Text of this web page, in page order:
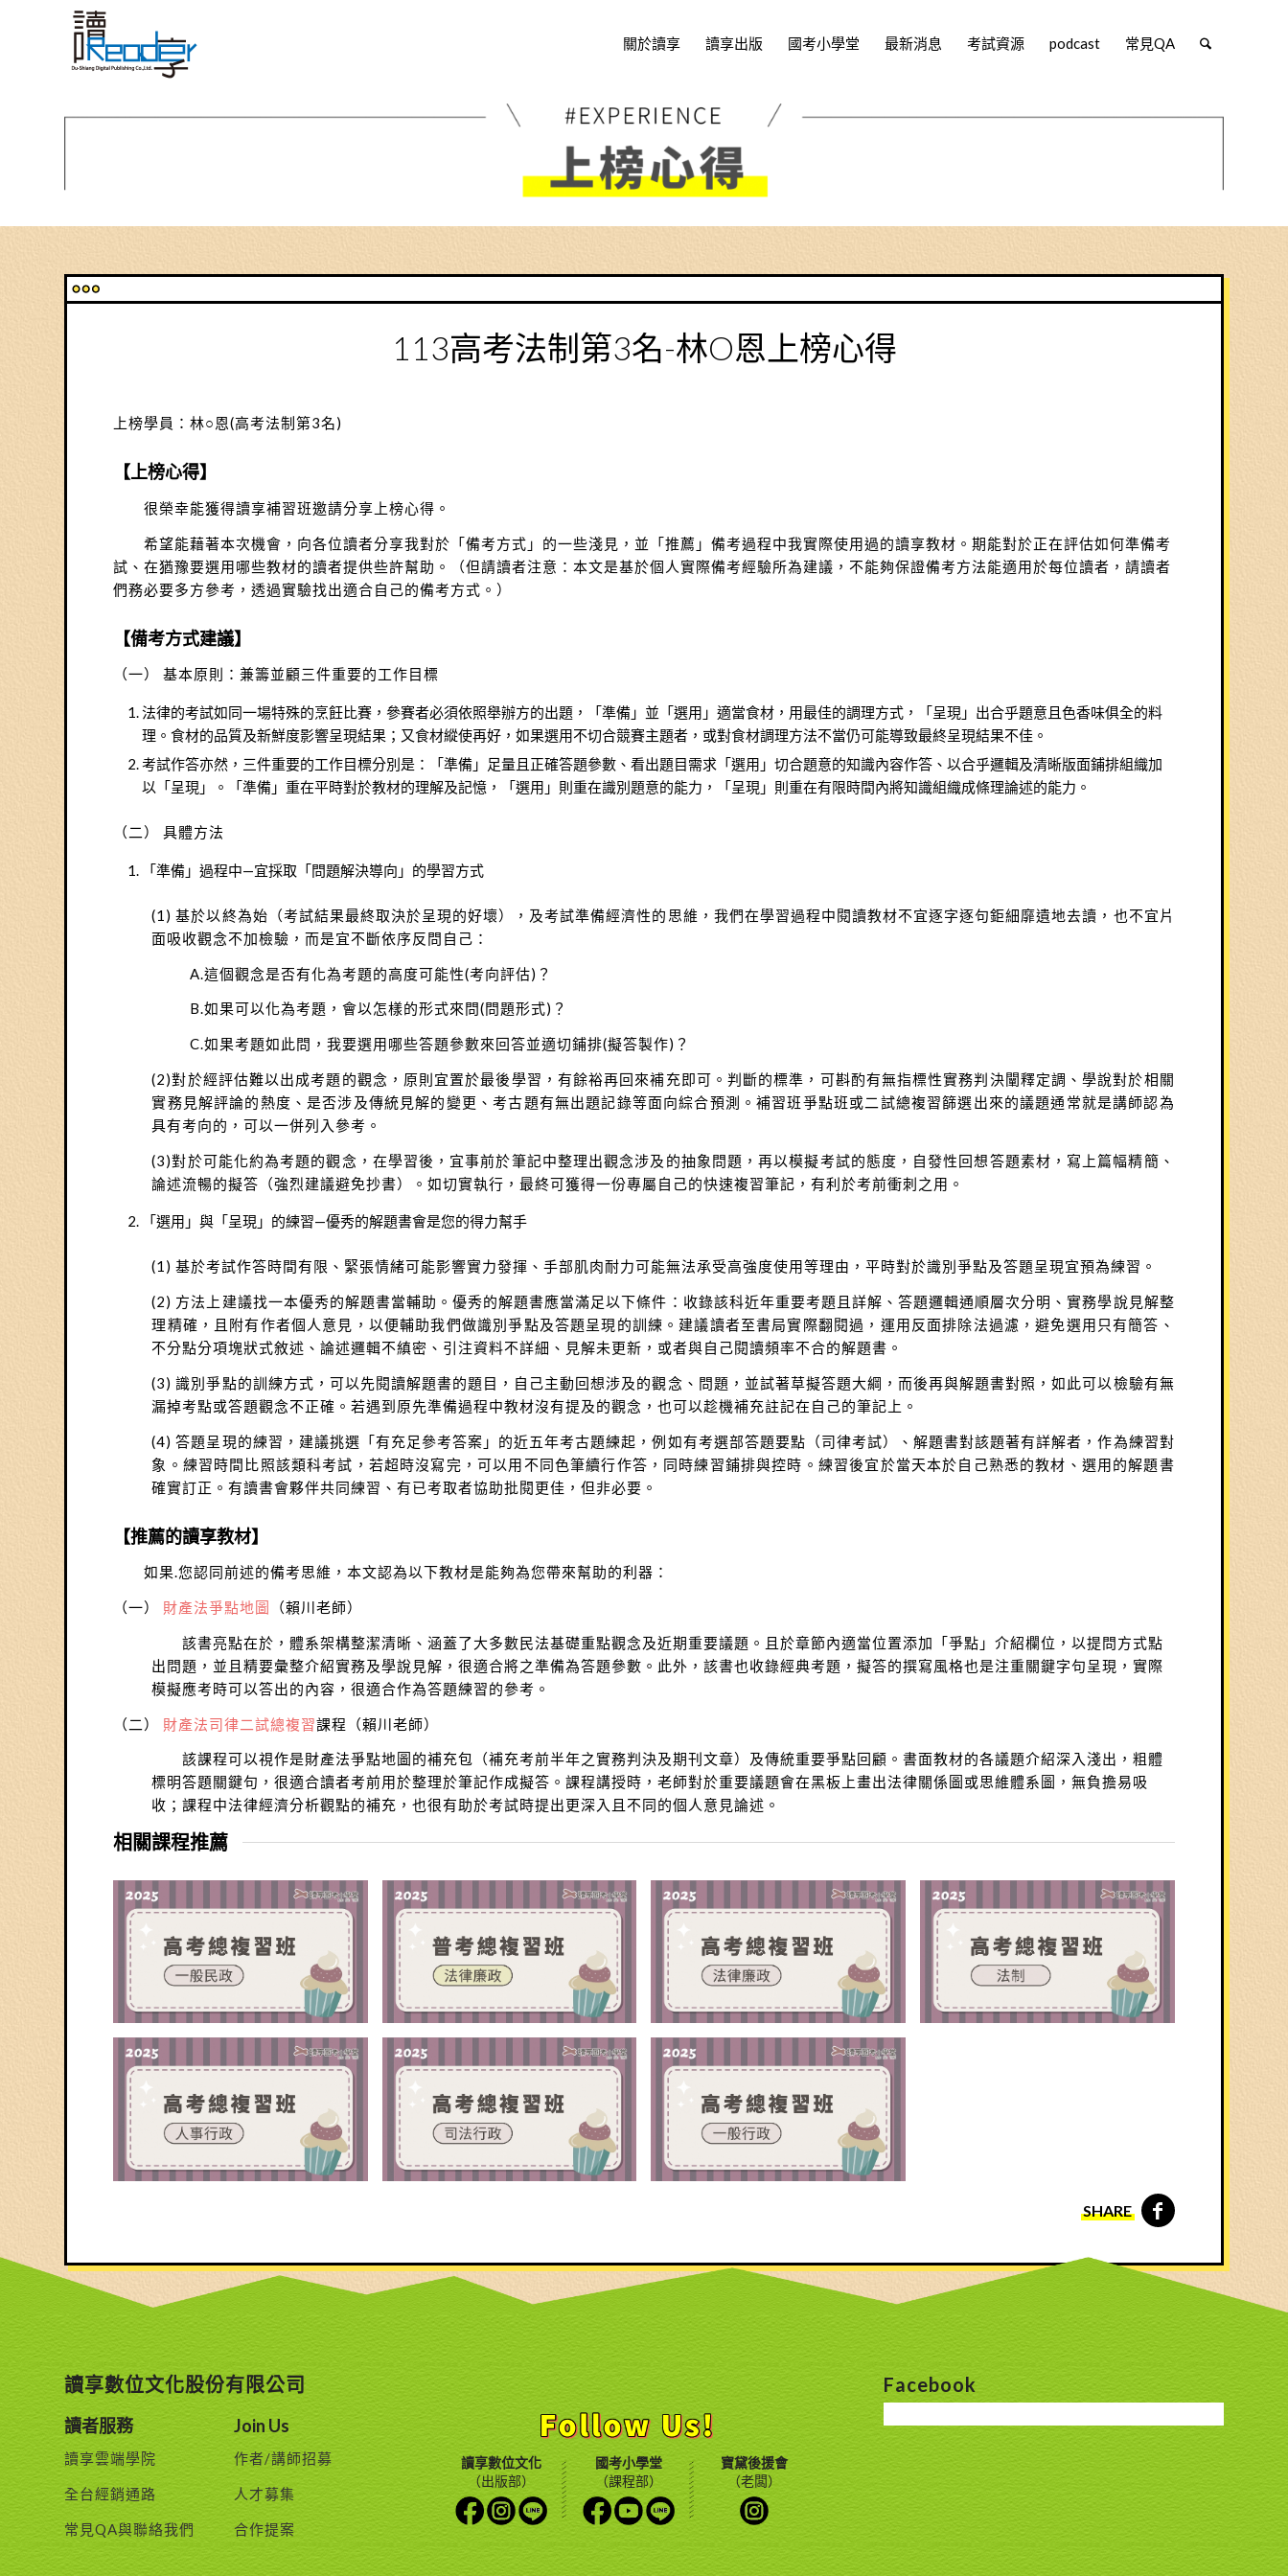
關於讀享 讀享出版 國考小學堂 最新消息 考試資源 podcast 常見QA
113高考法制第3名-林O恩上榜心得
上榜學員：林○恩(高考法制第3名)
【上榜心得】
很榮幸能獲得讀享補習班邀請分享上榜心得。
希望能藉著本次機會，向各位讀者分享我對於「備考方式」的一些淺見，並「推薦」備考過程中我實際使用過的讀享教材。期能對於正在評估如何準備考
試、在猶豫要選用哪些教材的讀者提供些許幫助。（但請讀者注意：本文是基於個人實際備考經驗所為建議，不能夠保證備考方法能適用於每位讀者，請讀者
們務必要多方參考，透過實驗找出適合自己的備考方式。）
【備考方式建議】
（一） 基本原則：兼籌並顧三件重要的工作目標
法律的考試如同一場特殊的烹飪比賽，參賽者必須依照舉辦方的出題，「準備」並「選用」適當食材，用最佳的調理方式，「呈現」出合乎題意且色香味俱全的料
理。食材的品質及新鮮度影響呈現結果；又食材縱使再好，如果選用不切合競賽主題者，或對食材調理方法不當仍可能導致最終呈現結果不佳。
考試作答亦然，三件重要的工作目標分別是：「準備」足量且正確答題參數、看出題目需求「選用」切合題意的知識內容作答、以合乎邏輯及清晰版面鋪排組織加
以「呈現」。「準備」重在平時對於教材的理解及記憶，「選用」則重在識別題意的能力，「呈現」則重在有限時間內將知識組織成條理論述的能力。
（二） 具體方法
「準備」過程中—宜採取「問題解決導向」的學習方式
(1) 基於以終為始（考試結果最終取決於呈現的好壞），及考試準備經濟性的思維，我們在學習過程中閱讀教材不宜逐字逐句鉅細靡遺地去讀，也不宜片
面吸收觀念不加檢驗，而是宜不斷依序反問自己：
A.這個觀念是否有化為考題的高度可能性(考向評估)？
B.如果可以化為考題，會以怎樣的形式來問(問題形式)？
C.如果考題如此問，我要選用哪些答題參數來回答並適切鋪排(擬答製作)？
(2)對於經評估難以出成考題的觀念，原則宜置於最後學習，有餘裕再回來補充即可。判斷的標準，可斟酌有無指標性實務判決闡釋定調、學說對於相關
實務見解評論的熱度、是否涉及傳統見解的變更、考古題有無出題記錄等面向綜合預測。補習班爭點班或二試總複習篩選出來的議題通常就是講師認為
具有考向的，可以一併列入參考。
(3)對於可能化約為考題的觀念，在學習後，宜事前於筆記中整理出觀念涉及的抽象問題，再以模擬考試的態度，自發性回想答題素材，寫上篇幅精簡、
論述流暢的擬答（強烈建議避免抄書）。如切實執行，最終可獲得一份專屬自己的快速複習筆記，有利於考前衝刺之用。
「選用」與「呈現」的練習—優秀的解題書會是您的得力幫手
(1) 基於考試作答時間有限、緊張情緒可能影響實力發揮、手部肌肉耐力可能無法承受高強度使用等理由，平時對於識別爭點及答題呈現宜預為練習。
(2) 方法上建議找一本優秀的解題書當輔助。優秀的解題書應當滿足以下條件：收錄該科近年重要考題且詳解、答題邏輯通順層次分明、實務學說見解整
理精確，且附有作者個人意見，以便輔助我們做識別爭點及答題呈現的訓練。建議讀者至書局實際翻閱過，運用反面排除法過濾，避免選用只有簡答、
不分點分項塊狀式敘述、論述邏輯不縝密、引注資料不詳細、見解未更新，或者與自己閱讀頻率不合的解題書。
(3) 識別爭點的訓練方式，可以先閱讀解題書的題目，自己主動回想涉及的觀念、問題，並試著草擬答題大綱，而後再與解題書對照，如此可以檢驗有無
漏掉考點或答題觀念不正確。若遇到原先準備過程中教材沒有提及的觀念，也可以趁機補充註記在自己的筆記上。
(4) 答題呈現的練習，建議挑選「有充足參考答案」的近五年考古題練起，例如有考選部答題要點（司律考試）、解題書對該題著有詳解者，作為練習對
象。練習時間比照該類科考試，若超時沒寫完，可以用不同色筆續行作答，同時練習鋪排與控時。練習後宜於當天本於自己熟悉的教材、選用的解題書
確實訂正。有讀書會夥伴共同練習、有已考取者協助批閱更佳，但非必要。
【推薦的讀享教材】
如果.您認同前述的備考思維，本文認為以下教材是能夠為您帶來幫助的利器：
（一） 財產法爭點地圖 （賴川老師）
該書亮點在於，體系架構整潔清晰、涵蓋了大多數民法基礎重點觀念及近期重要議題。且於章節內適當位置添加「爭點」介紹欄位，以提問方式點
出問題，並且精要彙整介紹實務及學說見解，很適合將之準備為答題參數。此外，該書也收錄經典考題，擬答的撰寫風格也是注重關鍵字句呈現，實際
模擬應考時可以答出的內容，很適合作為答題練習的參考。
（二） 財產法司律二試總複習課程（賴川老師）
該課程可以視作是財產法爭點地圖的補充包（補充考前半年之實務判決及期刊文章）及傳統重要爭點回顧。書面教材的各議題介紹深入淺出，粗體
標明答題關鍵句，很適合讀者考前用於整理於筆記作成擬答。課程講授時，老師對於重要議題會在黑板上畫出法律關係圖或思維體系圖，無負擔易吸
收；課程中法律經濟分析觀點的補充，也很有助於考試時提出更深入且不同的個人意見論述。
相關課程推薦
SHARE
讀享數位文化股份有限公司
讀者服務
讀享雲端學院
全台經銷通路
常見QA與聯絡我們
Join Us
作者/講師招募
人才募集
合作提案
讀享數位文化
（出版部）
國考小學堂
（課程部）
寶黛後援會
（老闆）
Facebook